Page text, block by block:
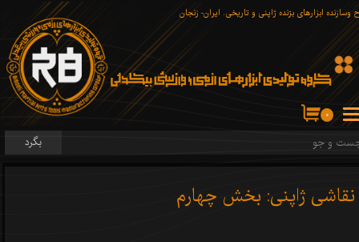
وسازنده ابزارهای برّنده ژاپنی و تاریخی. ایران- زنجان
۰
بگرد
نقاشی ژاپنی: بخش چهارم